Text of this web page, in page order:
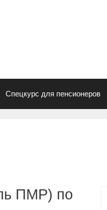
Спецкурс для пенсионеров
ПМР) по